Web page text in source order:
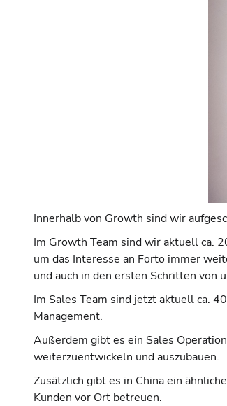
Innerhalb von Growth sind wir
Im Growth Team sind wir aktuell ca.
um das Interesse an Forto immer
und auch in den ersten Schritten von
Im Sales Team sind jetzt aktuell ca.
Management.
Außerdem gibt es ein Sales
weiterzuentwickeln und auszubauen.
Zusätzlich gibt es in China ein
Kunden vor Ort betreuen.